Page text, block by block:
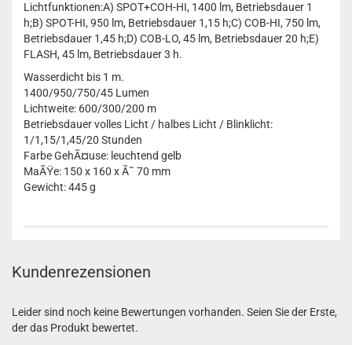
Lichtfunktionen:A) SPOT+COH-HI, 1400 lm, Betriebsdauer 1
h;B) SPOT-HI, 950 lm, Betriebsdauer 1,15 h;C) COB-HI, 750 lm,
Betriebsdauer 1,45 h;D) COB-LO, 45 lm, Betriebsdauer 20 h;E)
FLASH, 45 lm, Betriebsdauer 3 h.
Wasserdicht bis 1 m.
1400/950/750/45 Lumen
Lichtweite: 600/300/200 m
Betriebsdauer volles Licht / halbes Licht / Blinklicht:
1/1,15/1,45/20 Stunden
Farbe GehÃ¤use: leuchtend gelb
MaÃŸe: 150 x 160 x Ã˜ 70 mm
Gewicht: 445 g
Kundenrezensionen
Leider sind noch keine Bewertungen vorhanden. Seien Sie der Erste,
der das Produkt bewertet.